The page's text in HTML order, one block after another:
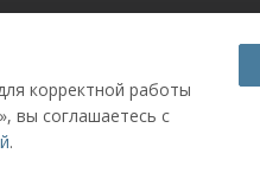
корректной работы
вы соглашаетесь с
.